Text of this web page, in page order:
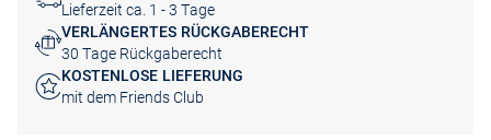
Lieferzeit ca. 1 - 3 Tage
VERLÄNGERTES RÜCKGABERECHT
30 Tage Rückgaberecht
KOSTENLOSE LIEFERUNG
mit dem Friends Club